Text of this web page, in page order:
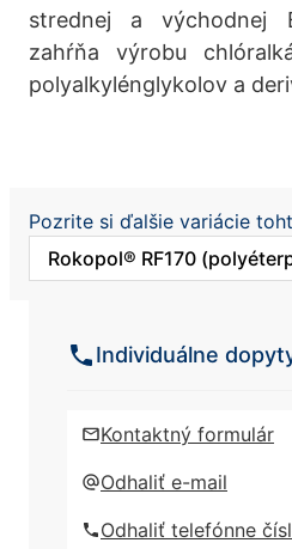
strednej a východnej
zahŕňa výrobu
polyalkylénglykolov a
Pozrite si ďalšie variácie
Rokopol® RF170
Rokopol® T
Individuálne
Kontaktný formulár
Odhaliť e-mail
Odhaliť telefónne